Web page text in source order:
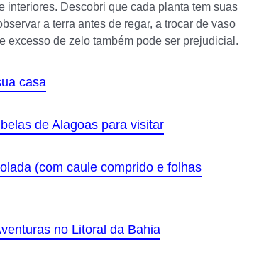
interiores. Descobri que cada planta tem suas
a terra antes de regar, a trocar de vaso
excesso de zelo também pode ser prejudicial.
casa
de Alagoas para visitar
(com caule comprido e folhas
no Litoral da Bahia